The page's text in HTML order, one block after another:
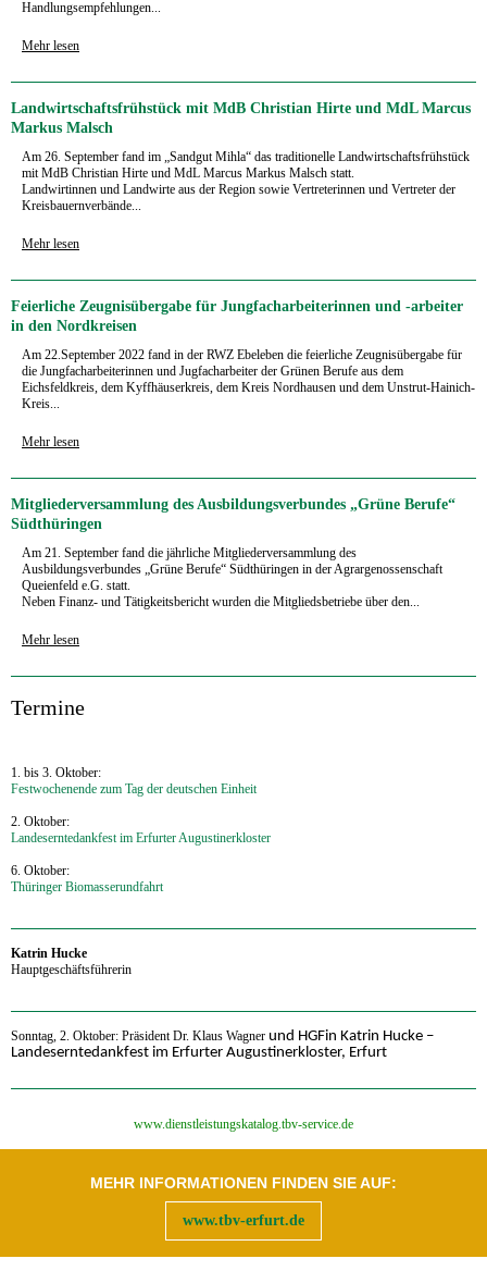
Handlungsempfehlungen...
Mehr lesen
Landwirtschaftsfrühstück mit MdB Christian Hirte und MdL Marcus
Markus Malsch
Am 26. September fand im „Sandgut Mihla“ das traditionelle Landwirtschaftsfrühstück
mit MdB Christian Hirte und MdL Marcus Markus Malsch statt.
Landwirtinnen und Landwirte aus der Region sowie Vertreterinnen und Vertreter der
Kreisbauernverbände...
Mehr lesen
Feierliche Zeugnisübergabe für Jungfacharbeiterinnen und -arbeiter
in den Nordkreisen
Am 22.September 2022 fand in der RWZ Ebeleben die feierliche Zeugnisübergabe für
die Jungfacharbeiterinnen und Jugfacharbeiter der Grünen Berufe aus dem
Eichsfeldkreis, dem Kyffhäuserkreis, dem Kreis Nordhausen und dem Unstrut-Hainich-
Kreis...
Mehr lesen
Mitgliederversammlung des Ausbildungsverbundes „Grüne Berufe“
Südthüringen
Am 21. September fand die jährliche Mitgliederversammlung des
Ausbildungsverbundes „Grüne Berufe“ Südthüringen in der Agrargenossenschaft
Queienfeld e.G. statt.
Neben Finanz- und Tätigkeitsbericht wurden die Mitgliedsbetriebe über den...
Mehr lesen
‍Termine
1. bis 3. Oktober:
Festwochenende zum Tag der deutschen Einheit
2. Oktober:
Landeserntedankfest im Erfurter Augustinerkloster
6. Oktober:
Thüringer Biomasserundfahrt
‍Katrin Hucke
Hauptgeschäftsführerin
‍Sonntag, 2. Oktober: Präsident Dr. Klaus Wagner und HGFin Katrin Hucke –
Landeserntedankfest im Erfurter Augustinerkloster, Erfurt
‍www.dienstleistungskatalog.tbv-service.de
MEHR INFORMATIONEN FINDEN SIE AUF:
www.tbv-erfurt.de